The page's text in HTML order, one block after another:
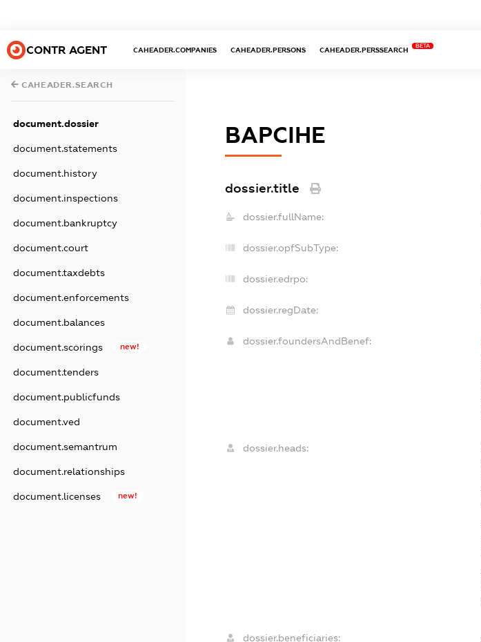
CONTR AGENT CAHEADER.COMPANIES CAHEADER.PERSONS CAHEADER.PERSSEARCH
BETA
CAHEADER.SEARCH
document.dossier
document.statements
document.history
document.inspections
document.bankruptcy
document.court
document.taxdebts
document.enforcements
document.balances
document.scorings new!
document.tenders
document.publicfunds
document.ved
document.semantrum
document.relationships
document.licenses new!
ВАРСІНЕ
dossier.title
dossier.fullName:
dossier.opfSubType:
dossier.edrpo:
dossier.regDate:
dossier.foundersAndBenef:
dossier.heads:
dossier.beneficiaries: